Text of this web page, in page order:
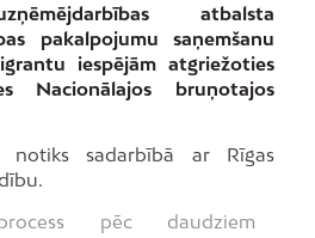
atbalsta
pakalpojumu saņemšanu
iespējām atgriežoties
Nacionālajos bruņotajos
notiks sadarbībā ar Rīgas
pēc daudziem